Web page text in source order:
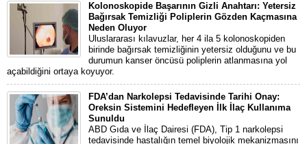
Kolonoskopide Başarının Gizli Anahtarı: Yetersiz
Bağırsak Temizliği Poliplerin Gözden Kaçmasına
Neden Oluyor
Uluslararası kılavuzlar, her 4 ila 5 kolonoskopiden
birinde bağırsak temizliğinin yetersiz olduğunu ve bu
durumun kanser öncüsü poliplerin atlanmasına yol
açabildiğini ortaya koyuyor.
FDA’dan Narkolepsi Tedavisinde Tarihi Onay:
Oreksin Sistemini Hedefleyen İlk İlaç Kullanıma
Sunuldu
ABD Gıda ve İlaç Dairesi (FDA), Tip 1 narkolepsi
tedavisinde hastalığın temel biyolojik mekanizmasını